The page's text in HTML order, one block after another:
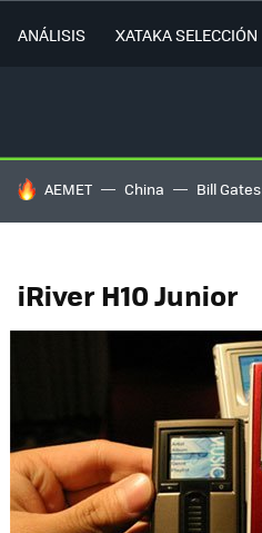
ANÁLISIS XATAKA SELECCIÓN
HOY SE HABLA DE
AEMET China Bill Gates
iRiver H10 Junior